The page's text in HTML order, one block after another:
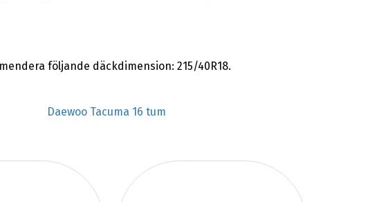
följande däckdimension: 215/40R18.
Daewoo Tacuma 16 tum